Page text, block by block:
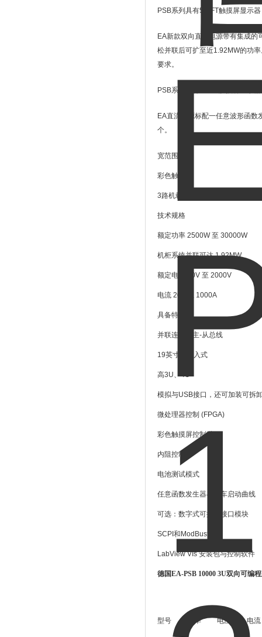
PSB系列具有5 TFT触摸屏显示
EA新款双向直流电源带有集成的
松并联后可扩至近1.92MW的功
要求。
PSB系列具有
EA直流电源标配一任意波形函数
个。
宽范围
彩色触摸屏
3路机载接口
技术规格
额定功率 2500W至 30000W
机柜系统并联可达1.92MW
额定电压 60V 至 2000V
电流 20A 1000A
具备特征
并联连接用主-从总线
19英寸全嵌入式
高3U、4U
模拟与USB接口，还可加装可拆
微处理器控制 (FPGA)
彩色触摸屏控制键
内阻控制
电池测试模式
任意函数发生器与汽车启动曲线
可选：数字式可插拔接口模块
SCPI 和 ModBus协议
LabView VIs安装包与控制软件
德国EA-PSB 10000 3U双向可编
型号 功率 电压 电流